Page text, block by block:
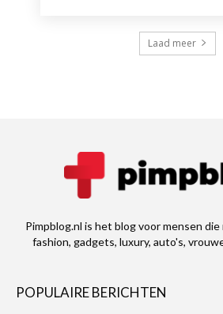
Laad meer
Pimpblog.nl is het blog voor mensen
fashion, gadgets, luxury, auto's,
POPULAIRE BERICHTEN